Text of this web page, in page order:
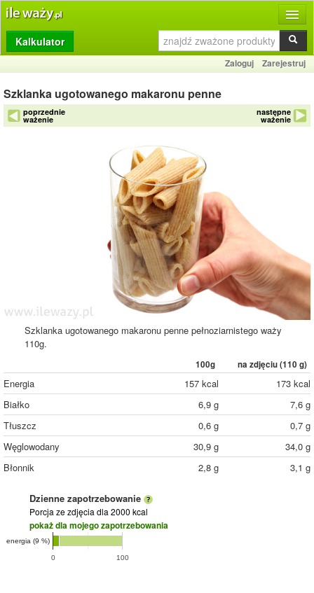
Produkty
Dziennik
Przelicznik
Porównywarka
Kalkulator
Zaloguj Zarejestruj
Szklanka ugotowanego makaronu penne
poprzednie
ważenie
następne
ważenie
Szklanka ugotowanego makaronu penne pełnoziarnistego waży
110g.
100g na zdjęciu (110 g)
Energia 157 kcal
173 kcal
Białko
6,9 g
7,6 g
Tłuszcz
0,6 g
0,7 g
Węglowodany
30,9 g
34,0 g
Błonnik
2,8 g 3,1 g
Dzienne zapotrzebowanie
Porcja ze zdjęcia dla 2000 kcal
pokaż dla mojego zapotrzebowania
0 100
energia (9 %)